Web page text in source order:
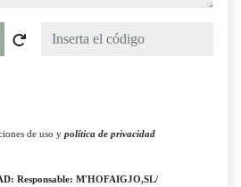
de uso y política de privacidad
Responsable: M'HOFAIGJO,SL/